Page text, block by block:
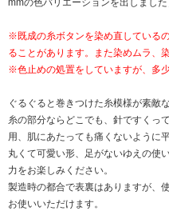
mmの色バリエーションを出しました
※既成の糸ボタンを染め直している
ることがあります。また染めムラ、
※色止めの処置をしていますが、多
ぐるぐると巻きつけた糸模様が素敵
糸の部分ならどこでも、針ですくっ
用、肌にあたっても痛くないように
丸くて可愛い形、足がないゆえの使
力をお楽しみください。
製造時の都合で表裏はありますが、
お使いいただけます。